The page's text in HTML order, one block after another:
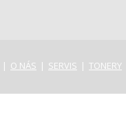
O NÁS SERVIS TONERY